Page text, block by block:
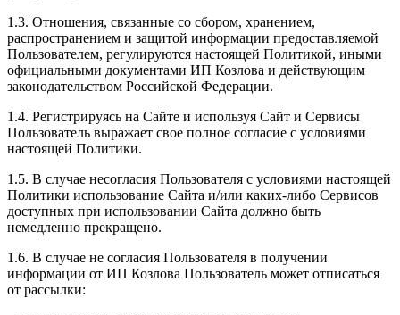
1.3. Отношения, связанные со сбором, хранением,
распространением и защитой информации предоставляемой
Пользователем, регулируются настоящей Политикой, иными
официальными документами ИП Козловa и действующим
законодательством Российской Федерации.
1.4. Регистрируясь на Сайте и используя Сайт и Сервисы
Пользователь выражает свое полное согласие с условиями
настоящей Политики.
1.5. В случае несогласия Пользователя с условиями настоящей
Политики использование Сайта и/или каких-либо Сервисов
доступных при использовании Сайта должно быть
немедленно прекращено.
1.6. В случае не согласия Пользователя в получении
информации от ИП Козлова Пользователь может отписаться
от рассылки: